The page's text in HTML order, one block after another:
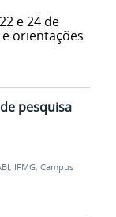
e 24 de
orientações
pesquisa
, IFMG, Campus